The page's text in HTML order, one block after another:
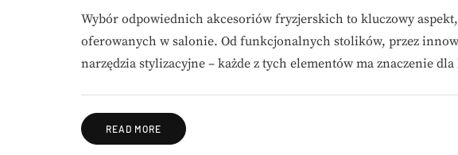
Wybór odpowiednich akcesoriów fryzjerskich to kluczowy aspekt,
oferowanych w salonie. Od funkcjonalnych stolików, przez
narzędzia stylizacyjne – każde z tych elementów ma znaczenie
READ MORE